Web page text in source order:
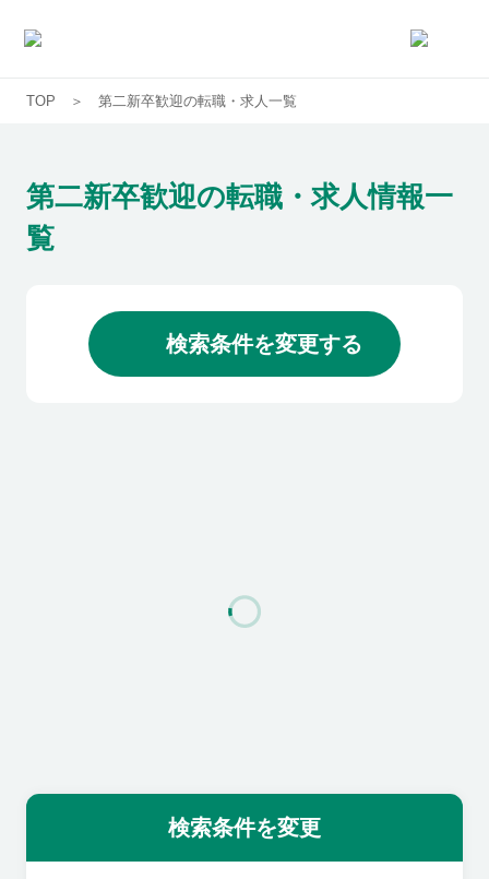
求人一覧
企業一覧
よくあるご質問
企業の担当者様
TOP 第二新卒歓迎の転職・求人一覧
第二新卒歓迎の転職・求人情報一
覧
検索条件を変更する
検索条件を変更